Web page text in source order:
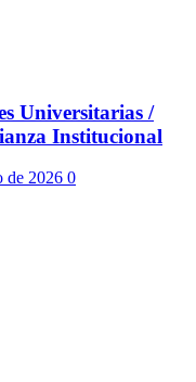
Universitarias /
Institucional
de 2026 0